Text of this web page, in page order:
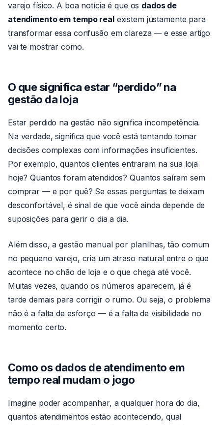
varejo físico. A boa notícia é que os dados de
atendimento em tempo realexistem justamente para
transformar essa confusão em clareza — e esse artigo
vai te mostrar como.
O que significa estar “perdido” na
gestão da loja
Estar perdido na gestão não significa incompetência.
Na verdade, significa que você está tentando tomar
decisões complexas com informações insuficientes.
Por exemplo, quantos clientes entraram na sua loja
hoje? Quantos foram atendidos? Quantos saíram sem
comprar — e por quê? Se essas perguntas te deixam
desconfortável, é sinal de que você ainda depende de
suposições para gerir o dia a dia.
Além disso, a gestão manual por planilhas, tão comum
no pequeno varejo, cria um atraso natural entre o que
acontece no chão de loja e o que chega até você.
Muitas vezes, quando os números aparecem, já é
tarde demais para corrigir o rumo. Ou seja, o problema
não é a falta de esforço — é a falta de visibilidade no
momento certo.
Como os dados de atendimento em
tempo real mudam o jogo
Imagine poder acompanhar, a qualquer hora do dia,
quantos atendimentos estão acontecendo, qual